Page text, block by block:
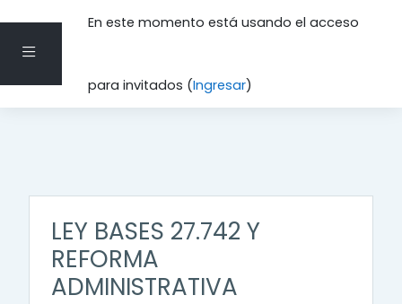
Pánel lateral
En este momento está usando el acceso
para invitados (Ingresar)
Saltar al contenido principal
LEY BASES 27.742 Y
REFORMA
ADMINISTRATIVA